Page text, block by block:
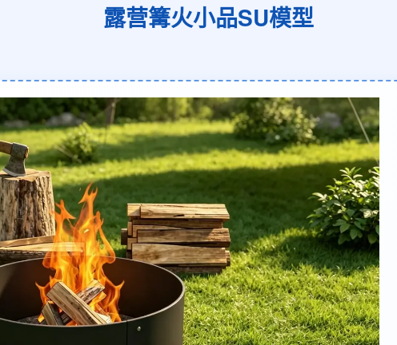
露营篝火小品SU模型